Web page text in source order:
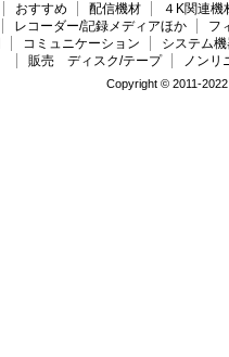
おすすめ
配信機材
４K関連機
レコーダー/記録メディアほか
フ
コミュニケーション
システム
販売 ディスク/テープ
ノンリ
Copyright © 2011-